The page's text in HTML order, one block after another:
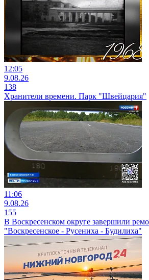
12:05
9.08.26
138
Хранители времени. Парк "Швейцария"
11:06
9.08.26
155
В Воскресенском округе завершили
"Воскресенское - Русениха - Будилиха"